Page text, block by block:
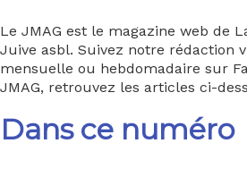
Le JMAG est le magazine web de
Juive asbl. Suivez notre rédaction
mensuelle ou hebdomadaire sur
JMAG, retrouvez les articles ci-
Dans ce numéro